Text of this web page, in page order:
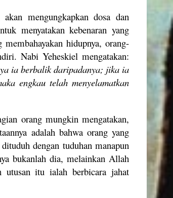
mengungkapkan dosa dan
menyatakan kebenaran yang
hidupnya, orang-
Nabi Yeheskiel mengatakan:
ia berbalik daripadanya; jika ia
engkau telah menyelamatkan
orang mungkin mengatakan,
adalah bahwa orang yang
dengan tuduhan manapun
bukanlah dia, melainkan Allah
utusan itu ialah berbicara jahat